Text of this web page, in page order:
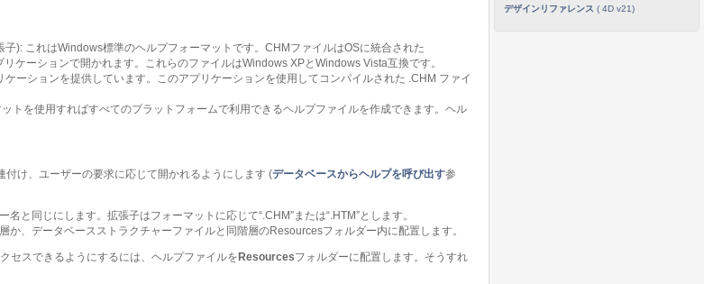
子): これはWindows標準のヘルプフォーマットです。CHMファイルはOSに統合された
リケーションで開かれます。これらのファイルはWindows XPとWindows Vista互換です。
ケーションを提供しています。このアプリケーションを使用してコンパイルされた .CHM ファイ
ットを使用すればすべてのプラットフォームで利用できるヘルプファイルを作成できます。ヘル
け、ユーザーの要求に応じて開かれるようにします (データベースからヘルプを呼び出す参
と同じにします。拡張子はフォーマットに応じて“.CHM”または“.HTM”とします。
か、データベースストラクチャーファイルと同階層のResourcesフォルダー内に配置します。
セスできるようにするには、ヘルプファイルをResourcesフォルダーに配置します。そうすれ
デザインリファレンス ( 4D v21)